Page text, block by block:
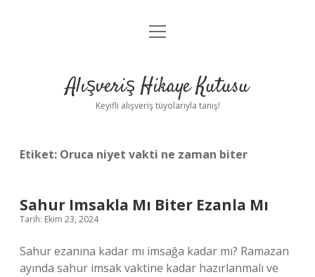
Anasayfa
Yasal Uyarı
menüyü
Alışveriş Hikaye Kutusu
Keyifli alışveriş tüyolarıyla tanış!
Etiket: Oruca niyet vakti ne zaman biter
Sahur Imsakla Mı Biter Ezanla Mı
Tarih: Ekim 23, 2024
Sahur ezanına kadar mı imsağa kadar mı? Ramazan
ayında sahur imsak vaktine kadar hazırlanmalı ve